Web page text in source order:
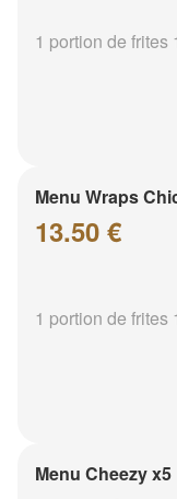
1 portion de
Menu Wraps
13.50 €
1 portion de
Menu Cheezy x5